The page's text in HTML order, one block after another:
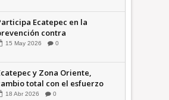
Ecatepec en la
contra
en el Valle de
15 May 2026 0
y Zona Oriente,
total con el esfuerzo
Azucena; retiran 21
18 Abr 2026 0